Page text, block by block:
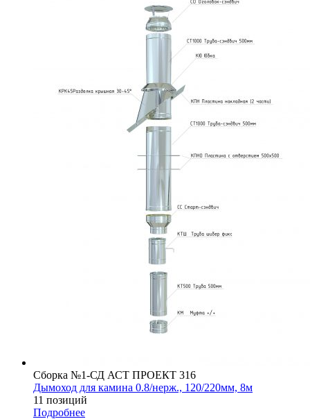
Сборка №1-СД АСТ ПРОЕКТ 316
Дымоход для камина 0.8/нерж., 120/220мм, 8м
11 позиций
Подробнее